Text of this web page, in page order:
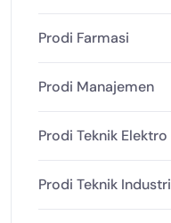
Prodi Farmasi
Prodi Manajemen
Prodi Teknik Elektro
Prodi Teknik Industri